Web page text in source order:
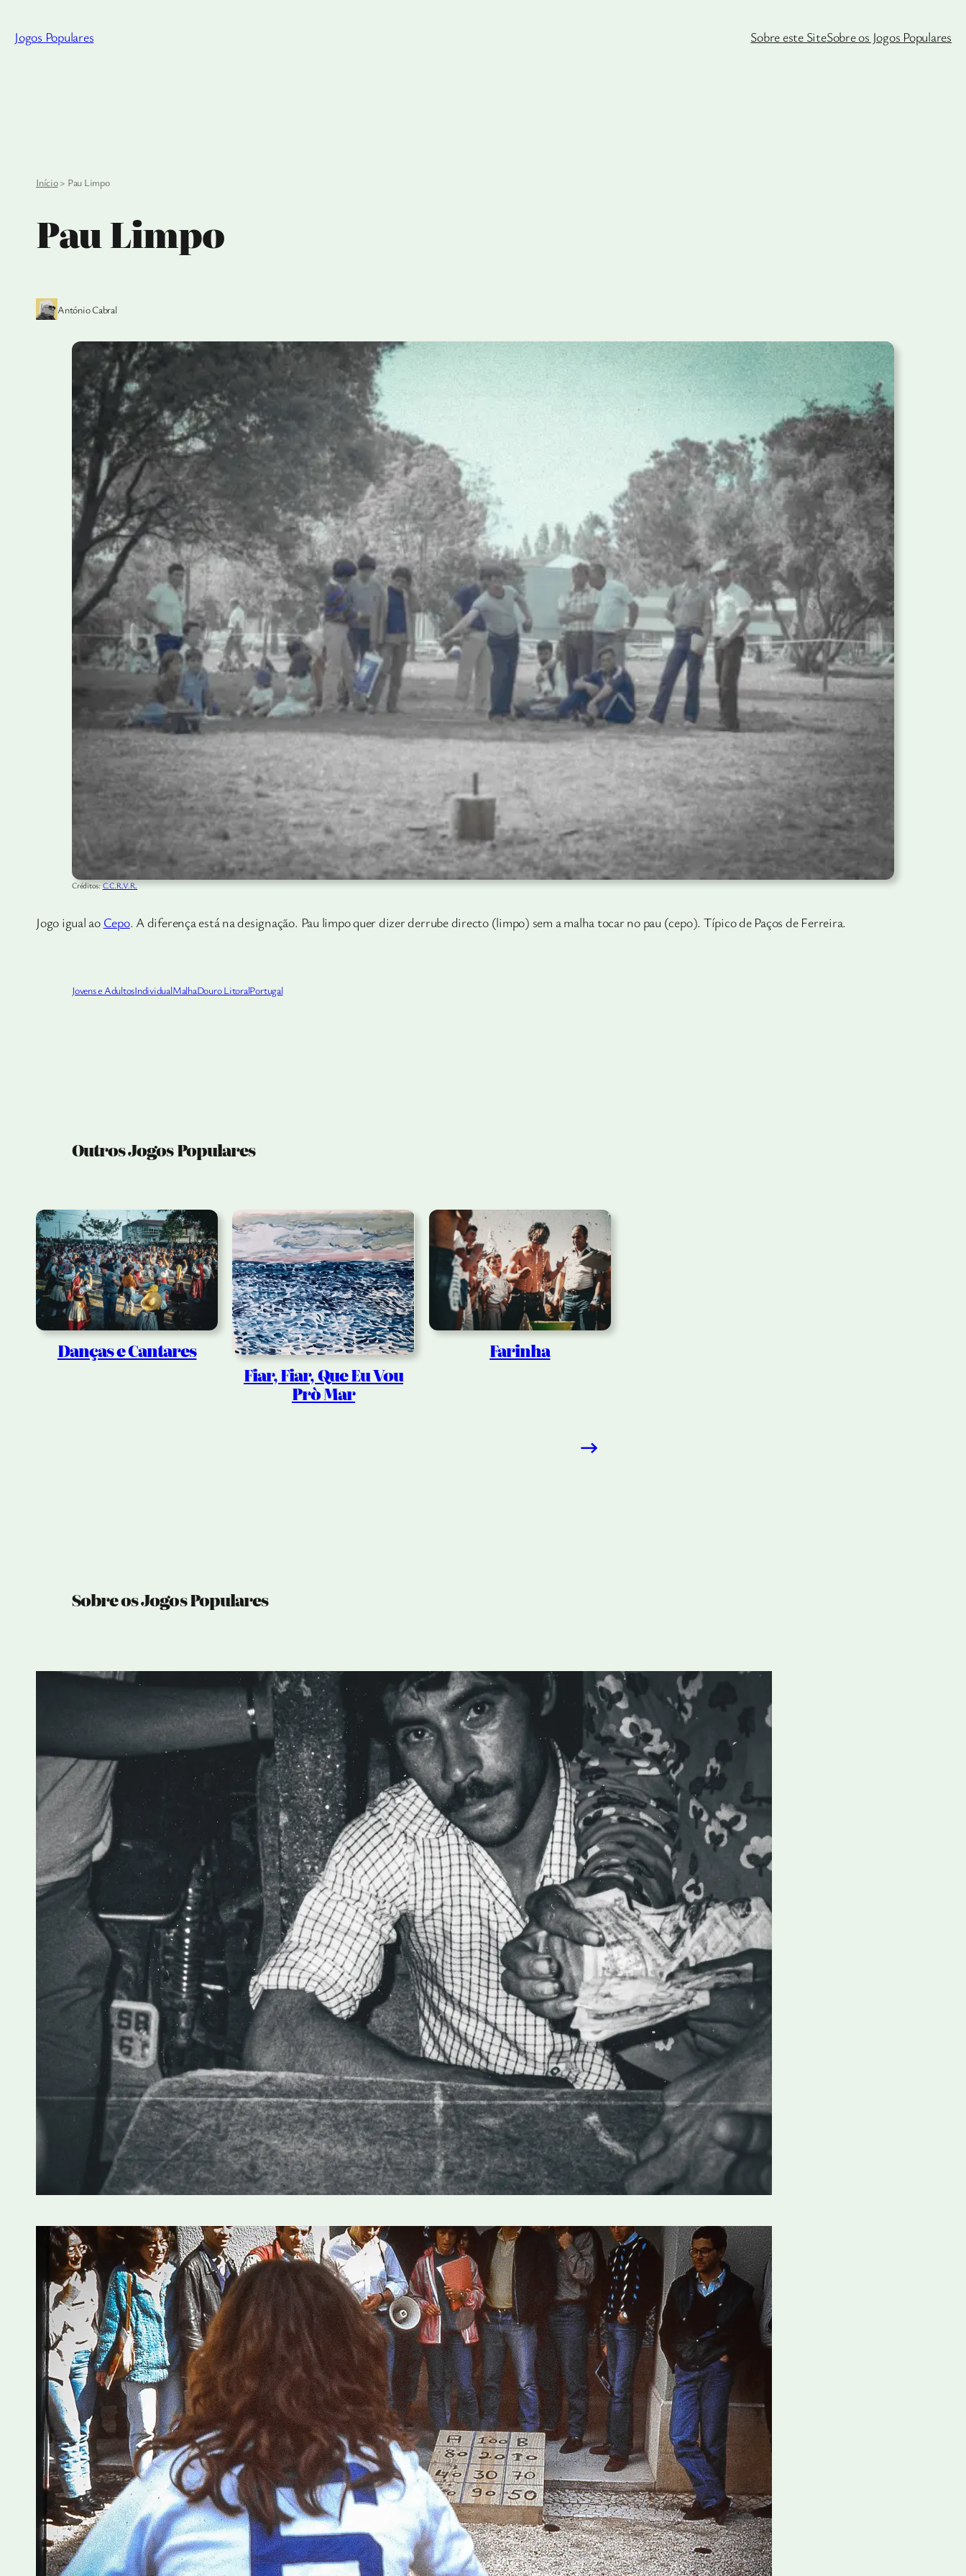
Jogos Populares Sobre este SiteSobre os Jogos Populares
Início> Pau Limpo
Pau Limpo
António Cabral
Créditos:C.C.R.V.R.
Jogo igual ao Cepo. A diferença está na designação. Pau limpo quer dizer derrube directo (limpo) sem a malha tocar no pau (cepo). Típico de Paços de Ferreira.
Jovens e AdultosIndividualMalhaDouro LitoralPortugal
Outros Jogos Populares
Danças e Cantares
Fiar, Fiar, Que Eu Vou
Prò Mar
Farinha
→
Sobre os Jogos Populares
Um Pouco de História
Variantes e Localização